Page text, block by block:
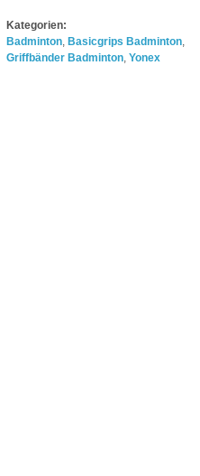
Kategorien:
Badminton Basicgrips Badminton
Griffbänder Badminton Yonex